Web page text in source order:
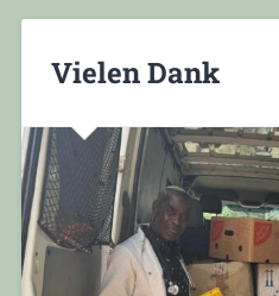
Vielen Dank